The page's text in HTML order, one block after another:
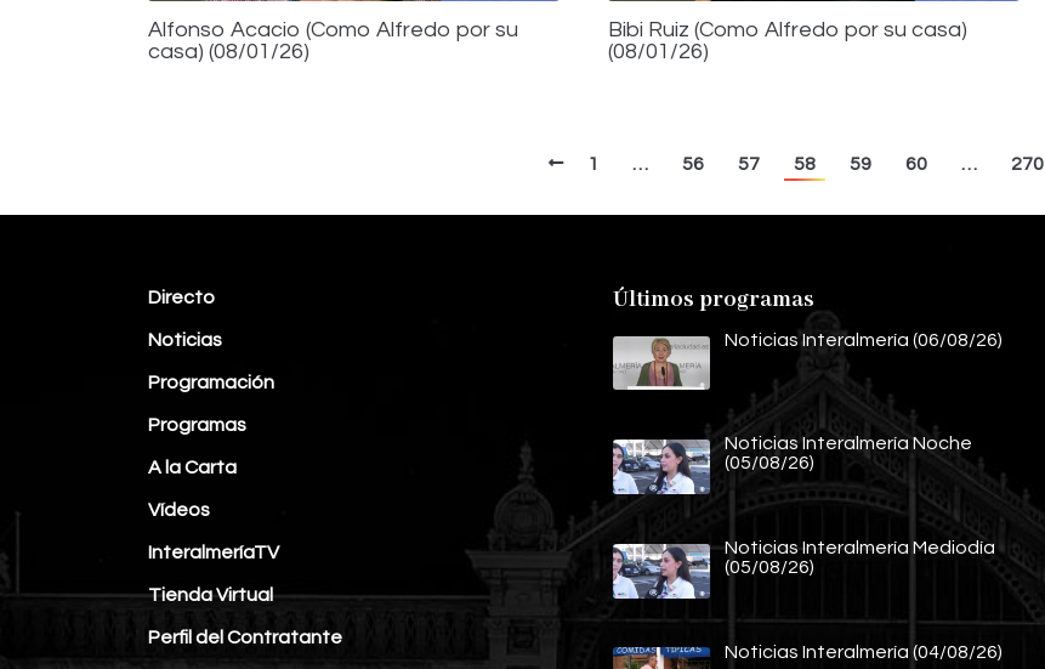
Alfonso Acacio (Como Alfredo por su
casa) (08/01/26)
Bibi Ruiz (Como Alfredo por su casa)
(08/01/26)
1 … 56 57 58 59 60 … 270
Directo
Noticias
Programación
Programas
A la Carta
Vídeos
InteralmeríaTV
Tienda Virtual
Perfil del Contratante
Últimos programas
Noticias Interalmería (06/08/26)
Noticias Interalmería Noche
(05/08/26)
Noticias Interalmería Mediodía
(05/08/26)
Noticias Interalmería (04/08/26)